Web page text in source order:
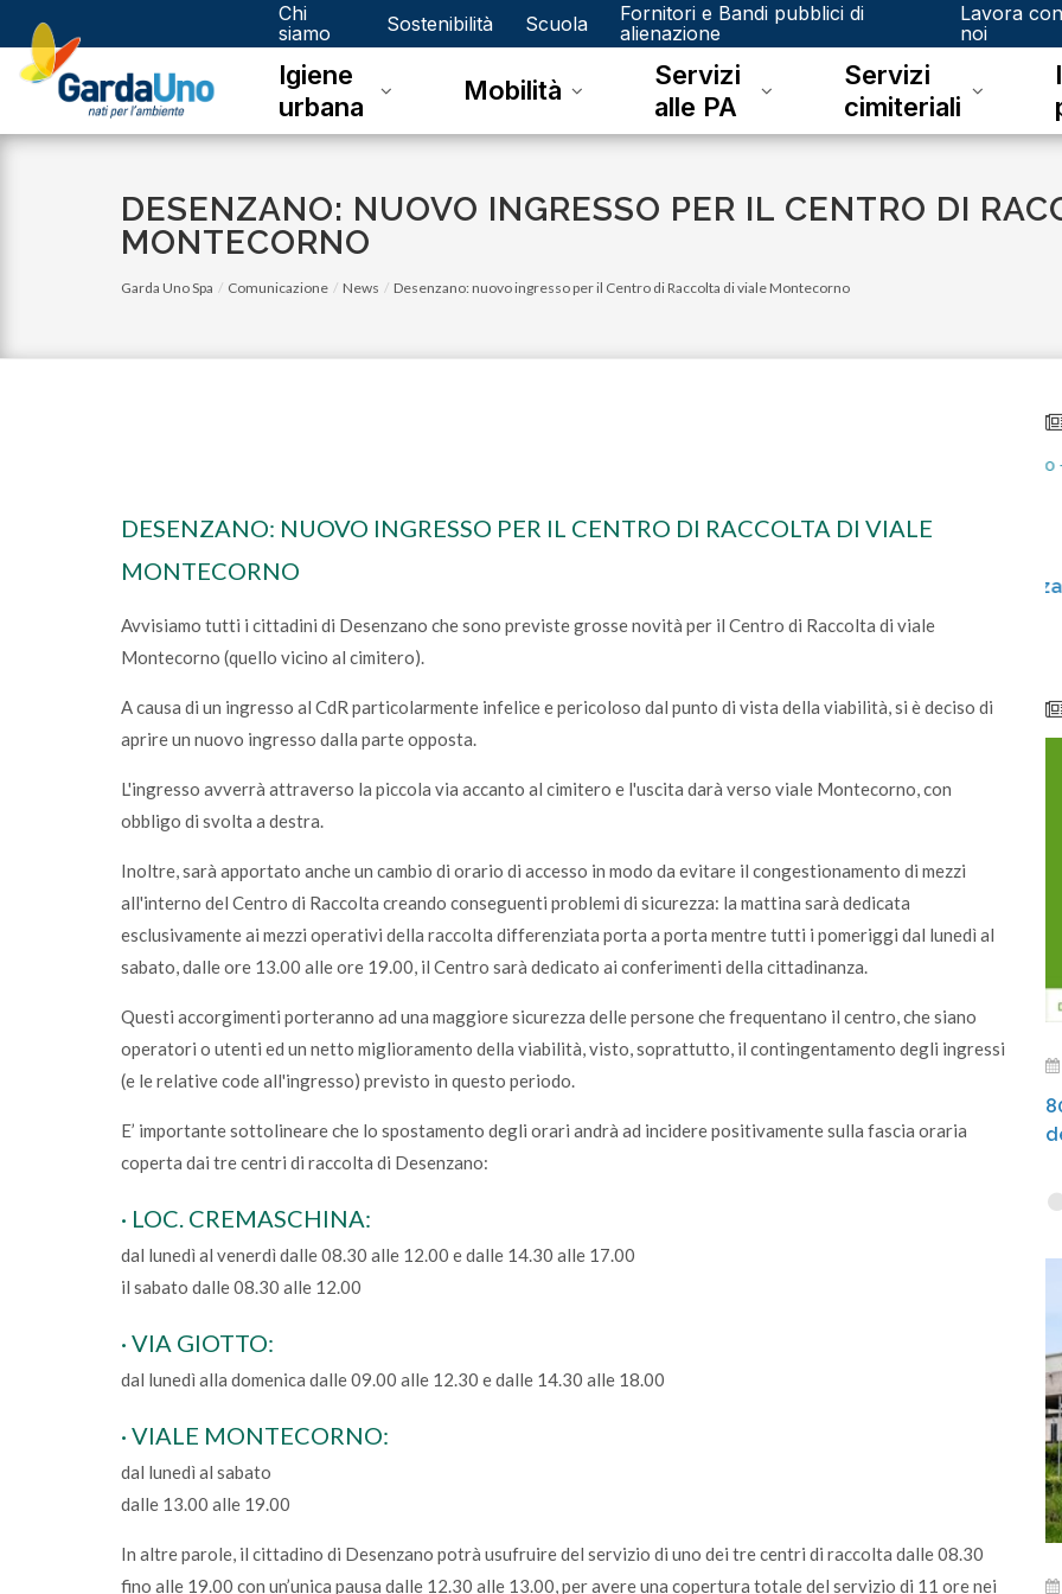
Gardauno
Spa
Chi
siamo
Sostenibilità Scuola
Fornitori e Bandi pubblici di
alienazione
Lavora con
noi
Igiene
urbana
Mobilità
Servizi
alle PA
Servizi
cimiteriali
DESENZANO: NUOVO INGRESSO PER IL CENTRO DI
MONTECORNO
Garda Uno Spa Comunicazione News Desenzano: nuovo ingresso per il Centro di Raccolta di viale Montecorno
DESENZANO: NUOVO INGRESSO PER IL CENTRO DI RACCOLTA DI VIALE
MONTECORNO
Avvisiamo tutti i cittadini di Desenzano che sono previste grosse novità per il Centro di Raccolta di viale
Montecorno (quello vicino al cimitero).
A causa di un ingresso al CdR particolarmente infelice e pericoloso dal punto di vista della viabilità, si è deciso di
aprire un nuovo ingresso dalla parte opposta.
L'ingresso avverrà attraverso la piccola via accanto al cimitero e l'uscita darà verso viale Montecorno, con
obbligo di svolta a destra.
Inoltre, sarà apportato anche un cambio di orario di accesso in modo da evitare il congestionamento di mezzi
all'interno del Centro di Raccolta creando conseguenti problemi di sicurezza: la mattina sarà dedicata
esclusivamente ai mezzi operativi della raccolta differenziata porta a porta mentre tutti i pomeriggi dal lunedì al
sabato, dalle ore 13.00 alle ore 19.00, il Centro sarà dedicato ai conferimenti della cittadinanza.
Questi accorgimenti porteranno ad una maggiore sicurezza delle persone che frequentano il centro, che siano
operatori o utenti ed un netto miglioramento della viabilità, visto, soprattutto, il contingentamento degli ingressi
(e le relative code all'ingresso) previsto in questo periodo.
E’ importante sottolineare che lo spostamento degli orari andrà ad incidere positivamente sulla fascia oraria
coperta dai tre centri di raccolta di Desenzano:
· LOC. CREMASCHINA:
dal lunedì al venerdì dalle 08.30 alle 12.00 e dalle 14.30 alle 17.00
il sabato dalle 08.30 alle 12.00
· VIA GIOTTO:
dal lunedì alla domenica dalle 09.00 alle 12.30 e dalle 14.30 alle 18.00
· VIALE MONTECORNO:
dal lunedì al sabato
dalle 13.00 alle 19.00
In altre parole, il cittadino di Desenzano potrà usufruire del servizio di uno dei tre centri di raccolta dalle 08.30
fino alle 19.00 con un’unica pausa dalle 12.30 alle 13.00, per avere una copertura totale del servizio di 11 ore nei
Sono online gli ecocalendari 2026: scaricali e
fai la differenza, ogni giorno
chiusura per lavori